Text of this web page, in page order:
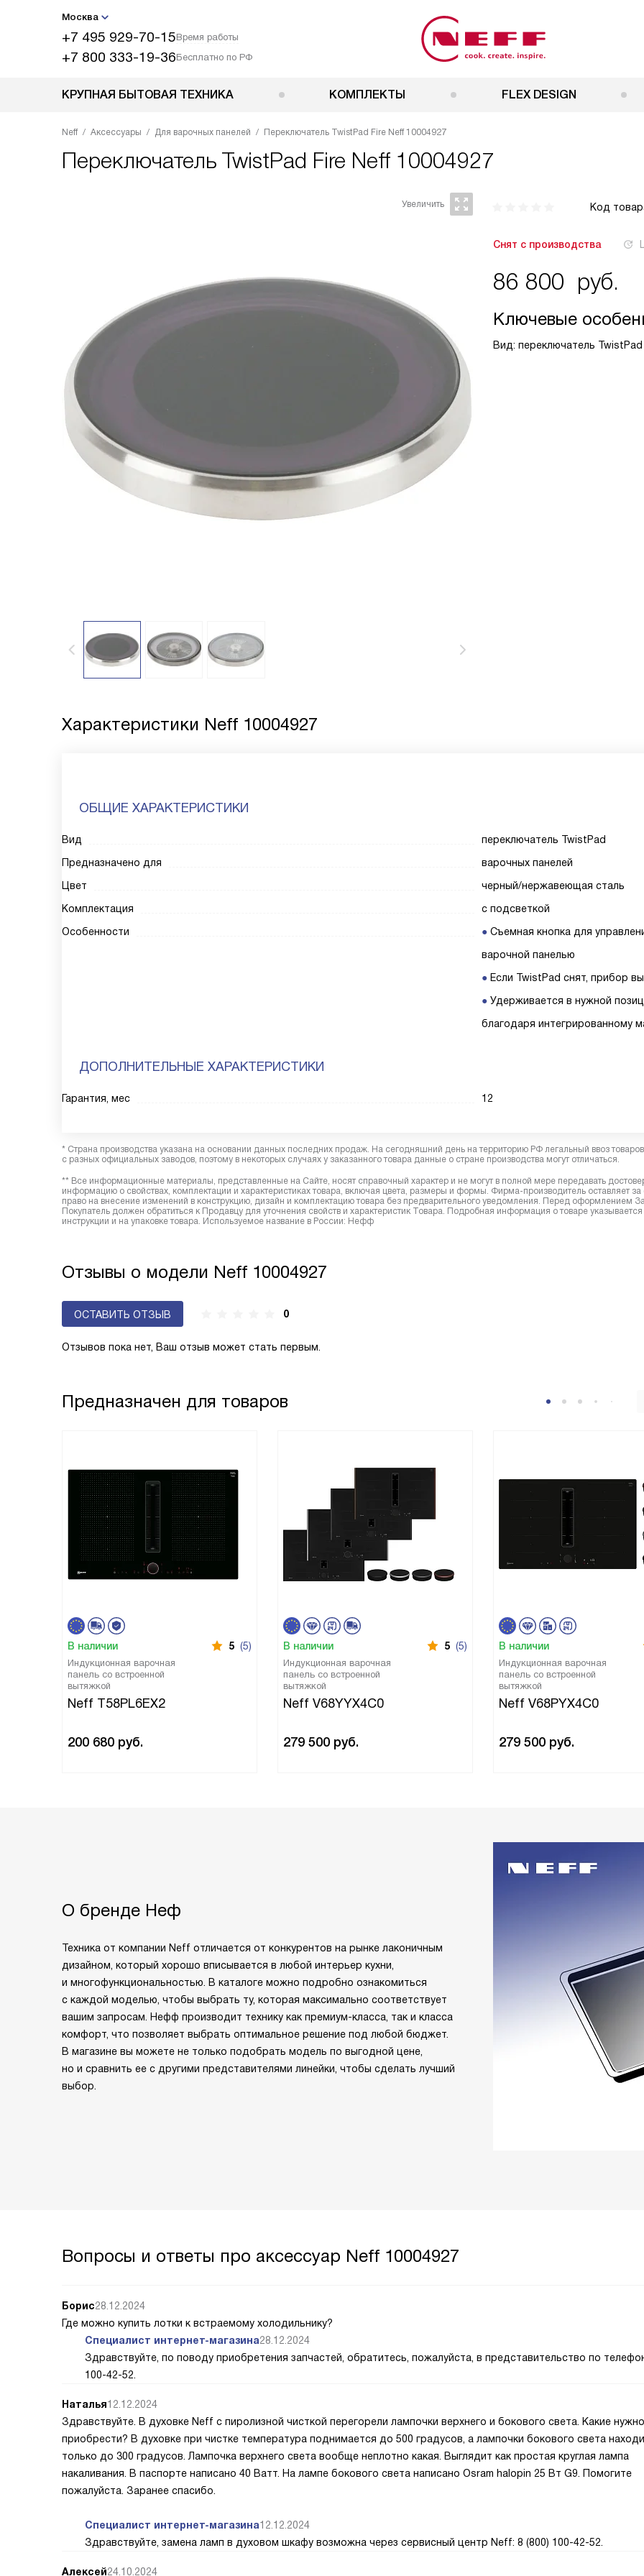
Москва
+7 495 929-70-15Время работы
+7 800 333-19-36Бесплатно по РФ
КРУПНАЯ БЫТОВАЯ ТЕХНИКА КОМПЛЕКТЫ FLEX DESIGN
Neff Аксессуары Для варочных панелей Переключатель TwistPad Fire Neff 10004927
Переключатель TwistPad Fire Neff 10004927
Код
Снят с производства
86 800 руб.
Ключевые
Вид: переключатель TwistPad
Характеристики Neff 10004927
ОБЩИЕ ХАРАКТЕРИСТИКИ
Вид
переключатель TwistPad
Предназначено для
варочных панелей
Цвет
черный/нержавеющая сталь
Комплектация
с подсветкой
Особенности
Съемная кнопка для
варочной панелью
Если TwistPad снят, прибор
Удерживается в нужной
благодаря интегрированному
ДОПОЛНИТЕЛЬНЫЕ ХАРАКТЕРИСТИКИ
Гарантия, мес 12
* Страна производства указана на основании данных последних продаж. На сегодняшний день на территорию РФ легальный ввоз
с разных официальных заводов, поэтому в некоторых случаях у заказанного товара данные о стране производства могут отличаться.
** Все информационные материалы, представленные на Сайте, носят справочный характер и не могут в полной мере передавать
информацию о свойствах, комплектации и характеристиках товара, включая цвета, размеры и формы. Фирма-производитель оставляет за
право на внесение изменений в конструкцию, дизайн и комплектацию товара без предварительного уведомления. Перед оформлением
Покупатель должен обратиться к Продавцу для уточнения свойств и характеристик Товара. Подробная информация о товаре указывается
инструкции и на упаковке товара. Используемое название в России: Нефф
Отзывы о модели Neff 10004927
0
ОСТАВИТЬ ОТЗЫВ
Отзывов пока нет, Ваш отзыв может стать первым.
Предназначен для товаров
В наличии 5 (5)
Индукционная варочная
панель со встроенной
вытяжкой
Neff T58PL6EX2
200 680 руб.
В наличии 5 (5)
Индукционная варочная
панель со встроенной
вытяжкой
Neff V68YYX4C0
279 500 руб.
В наличии
Индукционная варочная
панель со встроенной
вытяжкой
Neff V68PYX4C0
279 500 руб.
О бренде Неф
Техника от компании Neff отличается от конкурентов на рынке лаконичным
дизайном, который хорошо вписывается в любой интерьер кухни,
и многофункциональностью. В каталоге можно подробно ознакомиться
с каждой моделью, чтобы выбрать ту, которая максимально соответствует
вашим запросам. Нефф производит технику как премиум-класса, так и класса
комфорт, что позволяет выбрать оптимальное решение под любой бюджет.
В магазине вы можете не только подобрать модель по выгодной цене,
но и сравнить ее с другими представителями линейки, чтобы сделать лучший
выбор.
Вопросы и ответы про аксессуар Neff 10004927
Борис28.12.2024
Где можно купить лотки к встраемому холодильнику?
Специалист интернет-магазина28.12.2024
Здравствуйте, по поводу приобретения запчастей, обратитесь, пожалуйста, в представительство по
100-42-52.
Наталья12.12.2024
Здравствуйте. В духовке Neff с пиролизной чисткой перегорели лампочки верхнего и бокового света. Какие нужно
приобрести? В духовке при чистке температура поднимается до 500 градусов, а лампочки бокового света
только до 300 градусов. Лампочка верхнего света вообще неплотно какая. Выглядит как простая круглая лампа
накаливания. В паспорте написано 40 Ватт. На лампе бокового света написано Osram halopin 25 Вт G9. Помогите
пожалуйста. Заранее спасибо.
Специалист интернет-магазина12.12.2024
Здравствуйте, замена ламп в духовом шкафу возможна через сервисный центр Neff: 8 (800) 100-42-52.
Алексей24.10.2024